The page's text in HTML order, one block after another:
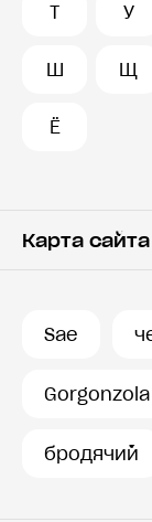
Т У
Ш Щ
Ё
Карта сайта
Sae
Gorgonzola
бродячий